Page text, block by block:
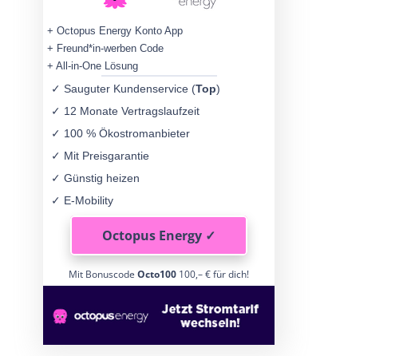
+ Octopus Energy Konto App
+ Freund*in-werben Code
+ All-in-One Lösung
✓ Sauguter Kundenservice (Top)
✓ 12 Monate Vertragslaufzeit
✓ 100 % Ökostromanbieter
✓ Mit Preisgarantie
✓ Günstig heizen
✓ E-Mobility
Octopus Energy ✓
Mit Bonuscode Octo100 100,– € für dich!